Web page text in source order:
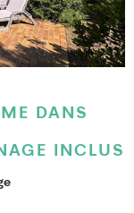
DANS
INCLUS